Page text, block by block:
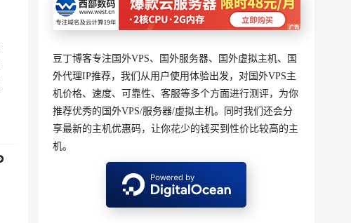
豆丁博客专注国外VPS、国外服务器、国外虚拟主机、国
外代理IP推荐，我们从用户使用体验出发，对国外VPS主
机价格、速度、可靠性、客服等多个方面进行测评，为你
推荐优秀的国外VPS/服务器/虚拟主机。同时我们还会分
享最新的主机优惠码，让你花少的钱买到性价比较高的主
机。